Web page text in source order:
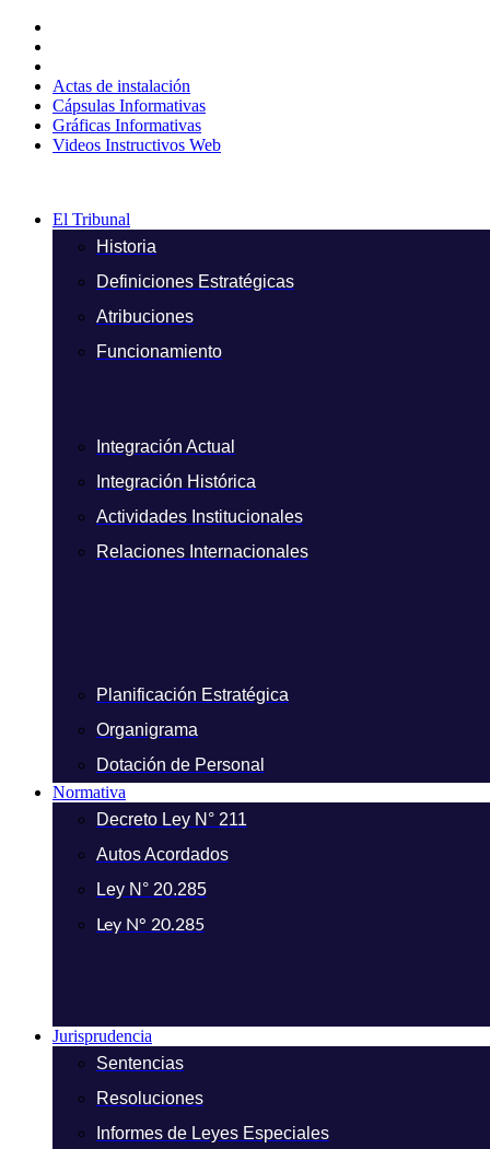
contenido
Actas de instalación
Cápsulas Informativas
Gráficas Informativas
Videos Instructivos Web
El Tribunal
Historia
Definiciones Estratégicas
Atribuciones
Funcionamiento
Integración Actual
Integración Histórica
Actividades Institucionales
Relaciones Internacionales
Planificación Estratégica
Organigrama
Dotación de Personal
Normativa
Decreto Ley N° 211
Autos Acordados
Ley N° 20.285
Ley N° 20.285
Jurisprudencia
Sentencias
Resoluciones
Informes de Leyes Especiales